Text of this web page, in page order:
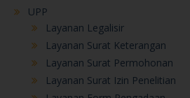
UPP
Layanan Legalisir
Layanan Surat Keterangan
Layanan Surat Permohonan
Layanan Surat Izin Penelitian